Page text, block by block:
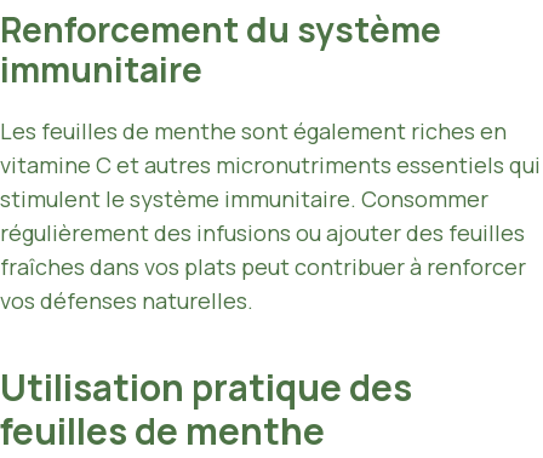
Renforcement du système
immunitaire
Les feuilles de menthe sont également riches en
vitamine C et autres micronutriments essentiels qui
stimulent le système immunitaire. Consommer
régulièrement des infusions ou ajouter des feuilles
fraîches dans vos plats peut contribuer à renforcer
vos défenses naturelles.
Utilisation pratique des
feuilles de menthe